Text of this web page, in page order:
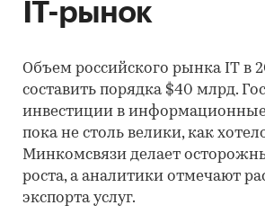
IT-рынок
Объем российского рынка IT в
составить порядка $40 млрд.
инвестиции в
пока не столь велики, как
Минкомсвязи делает
роста, а аналитики отмечают
экспорта услуг.